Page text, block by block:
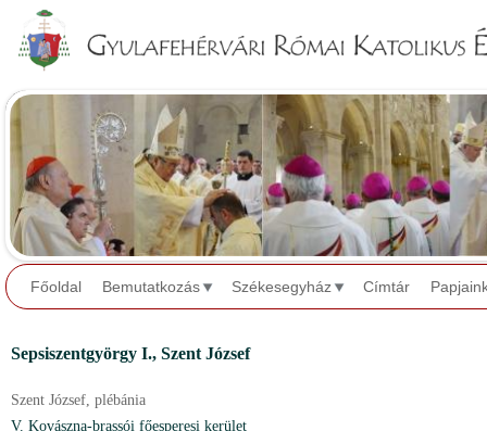
Főoldal Bemutatkozás Székesegyház Címtár
Sepsiszentgyörgy I., Szent József
Szent József, plébánia
V. Kovászna-brassói főesperesi kerület